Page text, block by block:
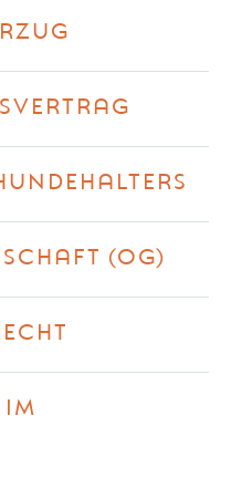
(OG)
IM